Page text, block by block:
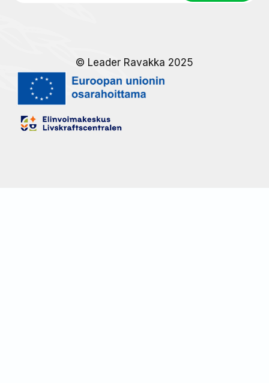
© Leader Ravakka 2025